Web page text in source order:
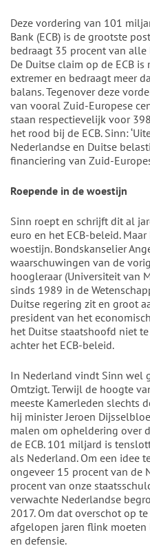
Deze vordering van 101
Bank (ECB) is de grootste
bedraagt 35 procent van
De Duitse claim op de ECB
extremer en bedraagt meer
balans. Tegenover deze
van vooral Zuid-Europese
staan respectievelijk voor
het rood bij de ECB. Sinn:
Nederlandse en Duitse
financiering van Zuid-
Roepende in de woestijn
Sinn roept en schrijft dit al
euro en het ECB-beleid.
woestijn. Bondskanselier
waarschuwingen van de
hoogleraar (Universiteit van
sinds 1989 in de
Duitse regering zit en groot
president van het
het Duitse staatshoofd niet
achter het ECB-beleid.
In Nederland vindt Sinn wel
Omtzigt. Terwijl de hoogte
meeste Kamerleden slechts
hij minister Jeroen
malen om opheldering over
de ECB. 101 miljard is
als Nederland. Om een idee
ongeveer 15 procent van de
procent van onze
verwachte Nederlandse
2017. Om dat overschot op
afgelopen jaren flink
en defensie.